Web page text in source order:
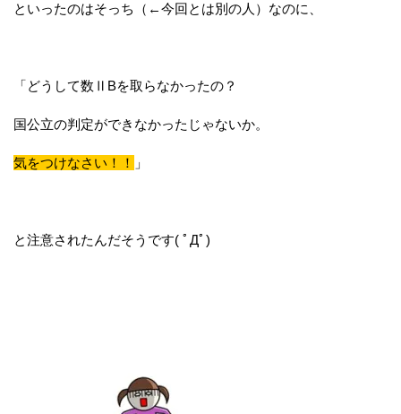
といったのはそっち（←今回とは別の人）なのに、
「どうして数ⅡBを取らなかったの？
国公立の判定ができなかったじゃないか。
気をつけなさい！！ 」
と注意されたんだそうです( ﾟДﾟ)